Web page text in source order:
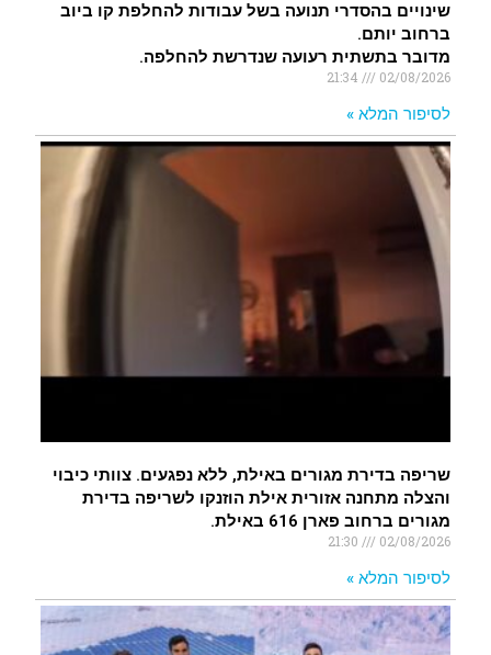
שינויים בהסדרי תנועה בשל עבודות להחלפת קו ביוב
ברחוב יותם.
מדובר בתשתית רעועה שנדרשת להחלפה.
02/08/2026
לסיפור המלא »
שריפה בדירת מגורים באילת, ללא נפגעים. צוותי כיבוי
והצלה מתחנה אזורית אילת הוזנקו לשריפה בדירת
מגורים ברחוב פארן 616 באילת.
02/08/2026
לסיפור המלא »